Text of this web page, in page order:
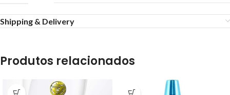
Shipping & Delivery
Produtos relacionados